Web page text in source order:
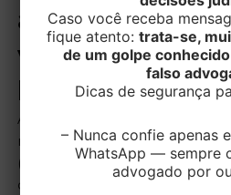
alíquota do
vendas
base do PIS e
A Receita Federal do Brasil
referente ao diferencial de
(Imposto sobre Circulação de
cobrado em vendas para
Caso você receba
fique atento: trata-se,
de um golpe
falso
Dicas de segurança
– Nunca confie apenas
WhatsApp — sempre
advogado por